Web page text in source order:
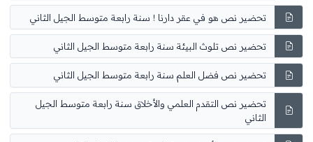
تحضير نص هو في عقر دارنا ! سنة رابعة متوسط الجيل الثاني
تحضير نص تلوث البيئة سنة رابعة متوسط الجيل الثاني
تحضير نص فضل العلم سنة رابعة متوسط الجيل الثاني
تحضير نص التقدم العلمي والأخلاق سنة رابعة متوسط الجيل
الثاني